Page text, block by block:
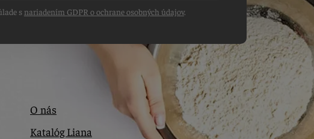
snariadením GDPR o ochrane osobných údajov.
O nás
Katalóg Liana